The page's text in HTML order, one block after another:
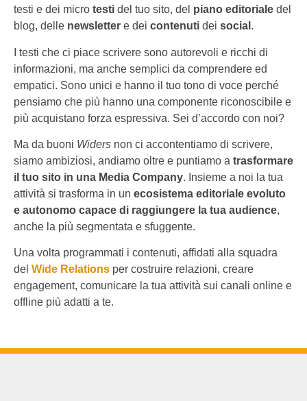
testi e dei micro testi del tuo sito, del piano editoriale del
blog, delle newsletter e dei contenuti dei social .
I testi che ci piace scrivere sono autorevoli e ricchi di
informazioni, ma anche semplici da comprendere ed
empatici. Sono unici e hanno il tuo tono di voce perché
pensiamo che più hanno una componente riconoscibile e
più acquistano forza espressiva. Sei d’accordo con noi?
Ma da buoni Widers non ci accontentiamo di scrivere,
siamo ambiziosi, andiamo oltre e puntiamo a trasformare
il tuo sito in una Media Company. Insieme a noi la tua
attività si trasforma in un ecosistema editoriale evoluto
e autonomo capace di raggiungere la tua audience,
anche la più segmentata e sfuggente.
Una volta programmati i contenuti, affidati alla squadra
del Wide Relations per costruire relazioni, creare
engagement, comunicare la tua attività sui canali online e
offline più adatti a te.